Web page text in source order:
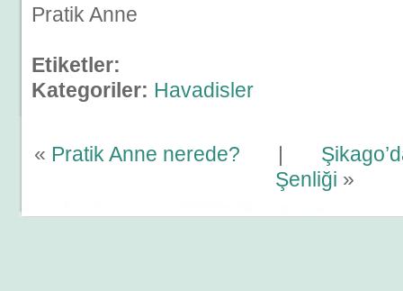
Pratik Anne
Etiketler:
Kategoriler: Havadisler
« Pratik Anne nerede? |
Şenliği »